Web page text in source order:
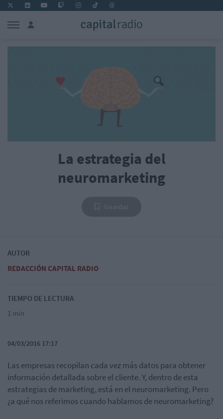
La estrategia del
neuromarketing
AUTOR
REDACCIÓN CAPITAL RADIO
TIEMPO DE LECTURA
1 min
04/03/2016 17:17
Las empresas recopilan cada vez más datos para obtener
información detallada sobre el cliente. Y, dentro de esta
estrategias de marketing, está en el neuromarketing. Pero
¿a qué nos referimos cuando hablamos de neuromarketing?